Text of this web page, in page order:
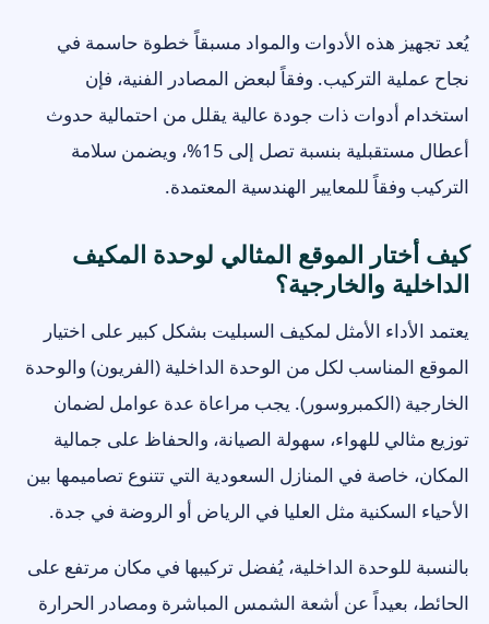
يُعد تجهيز هذه الأدوات والمواد مسبقاً خطوة حاسمة في
نجاح عملية التركيب. وفقاً لبعض المصادر الفنية، فإن
استخدام أدوات ذات جودة عالية يقلل من احتمالية حدوث
أعطال مستقبلية بنسبة تصل إلى 15%، ويضمن سلامة
التركيب وفقاً للمعايير الهندسية المعتمدة.
كيف أختار الموقع المثالي لوحدة المكيف
الداخلية والخارجية؟
يعتمد الأداء الأمثل لمكيف السبليت بشكل كبير على اختيار
الموقع المناسب لكل من الوحدة الداخلية (الفريون) والوحدة
الخارجية (الكمبروسور). يجب مراعاة عدة عوامل لضمان
توزيع مثالي للهواء، سهولة الصيانة، والحفاظ على جمالية
المكان، خاصة في المنازل السعودية التي تتنوع تصاميمها بين
الأحياء السكنية مثل العليا في الرياض أو الروضة في جدة.
بالنسبة للوحدة الداخلية، يُفضل تركيبها في مكان مرتفع على
الحائط، بعيداً عن أشعة الشمس المباشرة ومصادر الحرارة